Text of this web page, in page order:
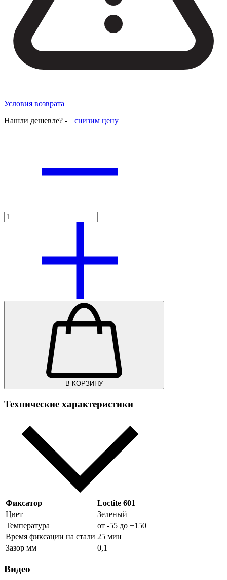
Условия возврата
Нашли дешевле? -
снизим цену
В КОРЗИНУ
Технические характеристики
Фиксатор
Loctite 601
Цвет
Зеленый
Температура
от -55 до +150
Время фиксации на стали 25 мин
Зазор мм
0,1
Видео